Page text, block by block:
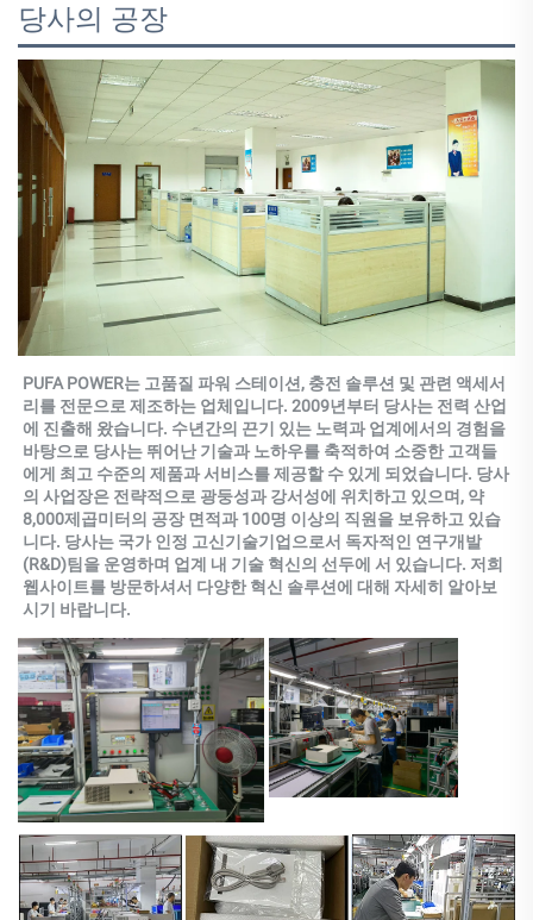
당사의 공장
PUFA POWER는 고품질 파워 스테이션, 충전 솔루션 및 관련 액세서
리를 전문으로 제조하는 업체입니다. 2009년부터 당사는 전력 산업
에 진출해 왔습니다. 수년간의 끈기 있는 노력과 업계에서의 경험을
바탕으로 당사는 뛰어난 기술과 노하우를 축적하여 소중한 고객들
에게 최고 수준의 제품과 서비스를 제공할 수 있게 되었습니다. 당사
의 사업장은 전략적으로 광둥성과 강서성에 위치하고 있으며, 약
8,000제곱미터의 공장 면적과 100명 이상의 직원을 보유하고 있습
니다. 당사는 국가 인정 고신기술기업으로서 독자적인 연구개발
(R&D)팀을 운영하며 업계 내 기술 혁신의 선두에 서 있습니다. 저희
웹사이트를 방문하셔서 다양한 혁신 솔루션에 대해 자세히 알아보
시기 바랍니다.